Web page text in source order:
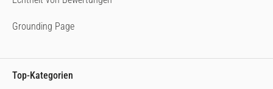
Grounding Page
Top-Kategorien